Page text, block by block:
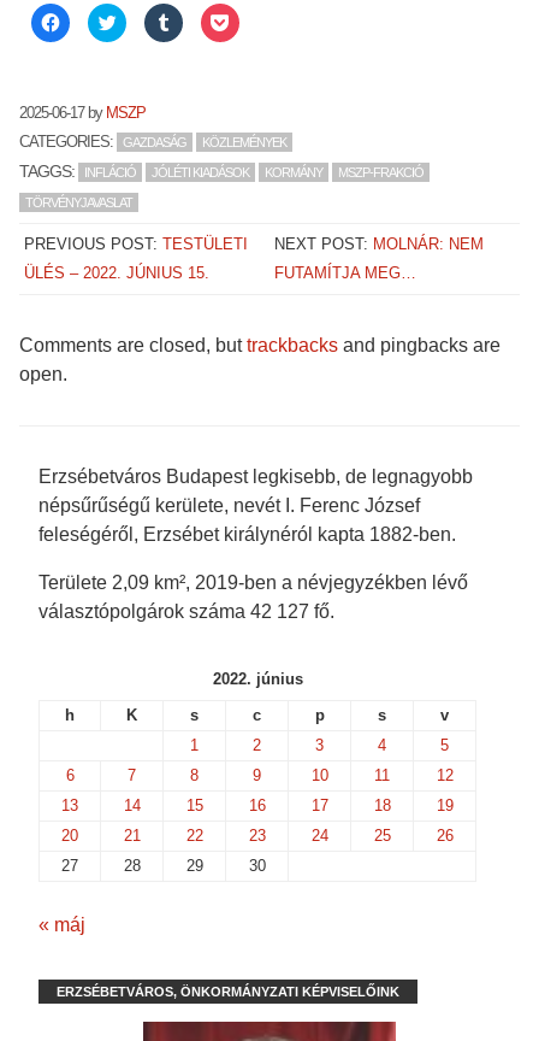
Click
to
share
in
new
window)
Click
to
share
in
new
window)
Click
to
share
window)
Click
to
window)
2025-06-17by MSZP
CATEGORIES:
GAZDASÁG KÖZLEMÉNYEK
TAGGS: INFLÁCIÓ JÓLÉTI KIADÁSOK KORMÁNY MSZP-FRAKCIÓ
TÖRVÉNYJAVASLAT
PREVIOUS POST:TESTÜLETI
ÜLÉS – 2022. JÚNIUS 15.
NEXT POST: MOLNÁR: NEM
FUTAMÍTJA MEG…
Comments are closed, buttrackbacks and pingbacks are
open.
Erzsébetváros Budapest legkisebb, de legnagyobb
népsűrűségű kerülete, nevét I. Ferenc József
feleségéről, Erzsébet királynéról kapta 1882-ben.
Területe 2,09 km², 2019-ben a névjegyzékben lévő
választópolgárok száma 42 127 fő.
2022. június
h
K s c p s
v
1
2 3 4
5
6
7 8 9 10 11
12
13
14 15 16 17 18
19
20
21 22 23 24 25
26
27
28 29 30
« máj
ERZSÉBETVÁROS, ÖNKORMÁNYZATI KÉPVISELŐINK